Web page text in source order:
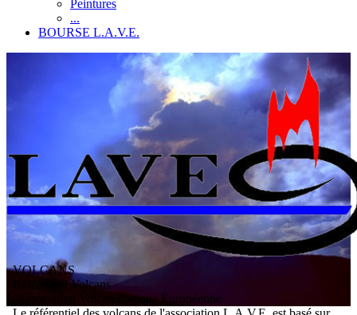
Peintures
...
BOURSE L.A.V.E.
VOLCANS
/ Référentiel Volcans
ssociation V olcanologiqueEuropéenne